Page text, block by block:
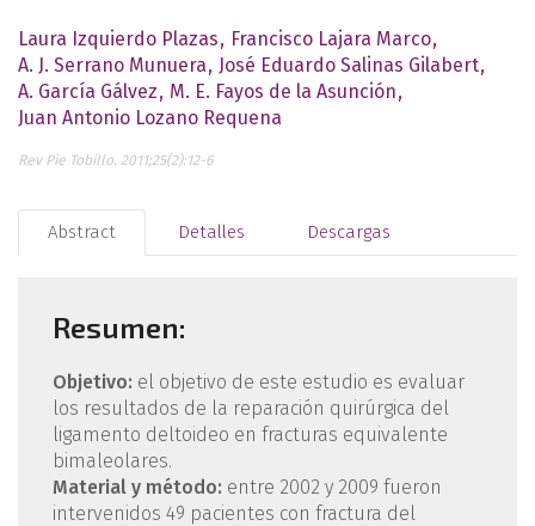
Laura Izquierdo Plazas
Francisco Lajara Marco
A. J. Serrano Munuera
José Eduardo Salinas Gilabert
A. García Gálvez
M. E. Fayos de la Asunción
Juan Antonio Lozano Requena
Rev Pie Tobillo. 2011;25(2):12-6
Abstract Detalles Descargas
Resumen:
Objetivo: el objetivo de este estudio es evaluar
los resultados de la reparación quirúrgica del
ligamento deltoideo en fracturas equivalente
bimaleolares.
Material y método: entre 2002 y 2009 fueron
intervenidos 49 pacientes con fractura del